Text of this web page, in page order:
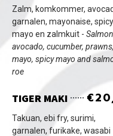
Zalm, komkommer,
garnalen, mayonaise, spicy
mayo en zalmkuit -
avocado, cucumber, prawns,
mayo, spicy mayo and
roe
TIGER MAKI
Takuan, ebi fry, surimi,
garnalen, furikake, wasabi